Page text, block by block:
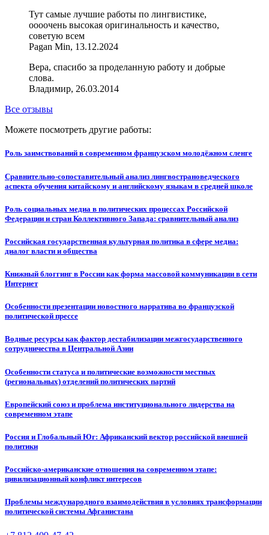
Тут самые лучшие работы по лингвистике,
оооочень высокая оригинальность и качество,
советую всем
Pagan Min, 13.12.2024
Вера, спасибо за проделанную работу и добрые
слова.
Владимир, 26.03.2014
Все отзывы
Можете посмотреть другие работы:
Роль заимствований в современном французском молодёжном сленге
Сравнительно-сопоставительный анализ лингвострановедческого
аспекта обучения китайскому и английскому языкам в средней школе
Роль социальных медиа в политических процессах Российской
Федерации и стран Коллективного Запада: сравнительный анализ
Российская государственная культурная политика в сфере медиа:
диалог власти и общества
Книжный блоггинг в России как форма массовой коммуникации в сети
Интернет
Особенности презентации новостного нарратива во французской
политической прессе
Водные ресурсы как фактор дестабилизации межгосударственного
сотрудничества в Центральной Азии
Особенности статуса и политические возможности местных
(региональных) отделений политических партий
Европейский союз и проблема институционального лидерства на
современном этапе
Россия и Глобальный Юг: Африканский вектор российской внешней
политики
Российско-американские отношения на современном этапе:
цивилизационный конфликт интересов
Проблемы международного взаимодействия в условиях трансформации
политической системы Афганистана